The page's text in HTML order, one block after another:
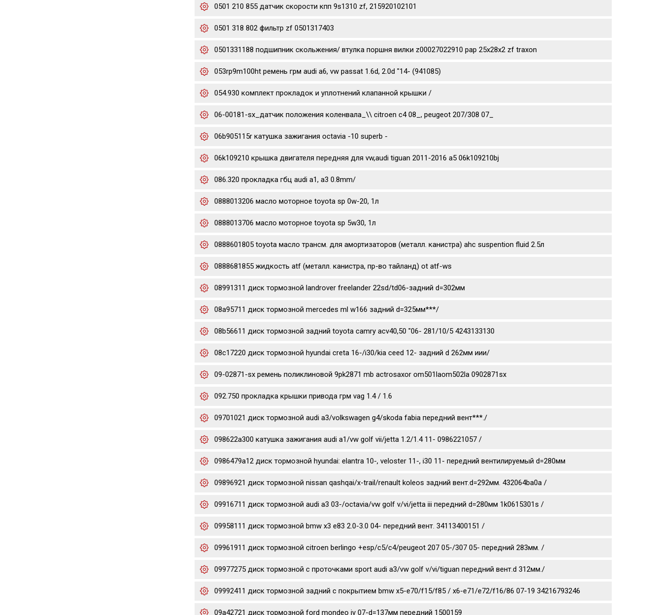
0501 210 855 датчик скорости кпп 9s1310 zf, 215920102101
0501 318 802 фильтр zf 0501317403
0501331188 подшипник скольжения/ втулка поршня вилки z00027022910 pap 25x28x2 zf traxon
053rp9m100ht ремень грм audi a6, vw passat 1.6d, 2.0d "14- (941085)
054.930 комплект прокладок и уплотнений клапанной крышки /
06-00181-sx_датчик положения коленвала_\\ citroen c4 08_, peugeot 207/308 07_
06b905115r катушка зажигания octavia -10 superb -
06k109210 крышка двигателя передняя для vw,audi tiguan 2011-2016 a5 06k109210bj
086.320 прокладка гбц audi a1, a3 0.8mm/
0888013206 масло моторное toyota sp 0w-20, 1л
0888013706 масло моторное toyota sp 5w30, 1л
0888601805 toyota масло трансм. для амортизаторов (металл. канистра) ahc suspention fluid 2.5л
0888681855 жидкость atf (металл. канистра, пр-во тайланд) ot atf-ws
08991311 диск тормозной landrover freelander 22sd/td06-задний d=302мм
08a95711 диск тормозной mercedes ml w166 задний d=325мм***/
08b56611 диск тормозной задний toyota camry acv40,50 "06- 281/10/5 4243133130
08c17220 диск тормозной hyundai creta 16-/i30/kia ceed 12- задний d 262мм иии/
09-02871-sx ремень поликлиновой 9pk2871 mb actrosaxor om501laom502la 0902871sx
092.750 прокладка крышки привода грм vag 1.4 / 1.6
09701021 диск тормозной audi a3/volkswagen g4/skoda fabia передний вент***./
098622a300 катушка зажигания audi a1/vw golf vii/jetta 1.2/1.4 11- 0986221057 /
0986479a12 диск тормозной hyundai: elantra 10-, veloster 11-, i30 11- передний вентилируемый d=280мм
09896921 диск тормозной nissan qashqai/x-trail/renault koleos задний вент.d=292мм. 432064ba0a /
09916711 диск тормозной audi a3 03-/octavia/vw golf v/vi/jetta iii передний d=280мм 1k0615301s /
09958111 диск тормозной bmw x3 e83 2.0-3.0 04- передний вент. 34113400151 /
09961911 диск тормозной citroen berlingo +esp/c5/c4/peugeot 207 05-/307 05- передний 283мм. /
09977275 диск тормозной c проточками sport audi a3/vw golf v/vi/tiguan передний вент.d 312мм./
09992411 диск тормозной задний с покрытием bmw x5-e70/f15/f85 / x6-e71/e72/f16/86 07-19 34216793246
09a42721 диск тормозной ford mondeo iv 07-d=137мм передний 1500159